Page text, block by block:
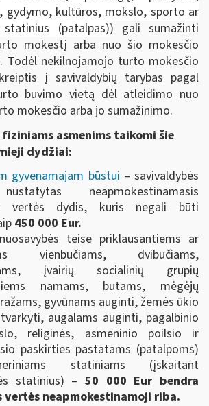
gydymo, kultūros, mokslo, sporto ar
(patalpas)) gali sumažinti
mokestį arba nuo šio mokesčio
Todėl nekilnojamojo turto mokesčio
į savivaldybių tarybas pagal
buvimo vietą dėl atleidimo nuo
mokesčio arba jo sumažinimo.
fiziniams asmenims taikomi šie
dydžiai:
gyvenamajam būstui – savivaldybės
neapmokestinamasis
vertės dydis, kuris negali būti
450 000 Eur.
teise priklausantiems ar
vienbučiams, dvibučiams,
įvairių socialinių grupių
namams, butams, mėgėjų
gyvūnams auginti, žemės ūkio
augalams auginti, pagalbinio
religinės, asmeninio poilsio ir
paskirties pastatams (patalpoms)
statiniams (įskaitant
statinius) – 50 000 Eur bendra
vertės neapmokestinamoji riba.